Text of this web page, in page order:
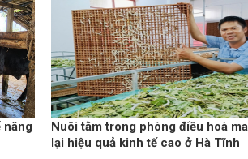
nâng
Nuôi tằm trong phòng điều hoà
lại hiệu quả kinh tế cao ở Hà Tĩnh